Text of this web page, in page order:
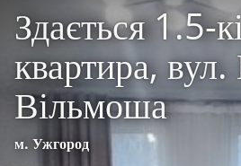
Здається 1.5-
квартира,
Вільмоша
м. Ужгород